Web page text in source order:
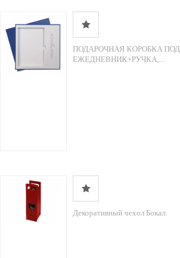
ПОДАРОЧНАЯ КОРОБКА ПОД
ЕЖЕДНЕВНИК+РУЧКА,...
Декоративный чехол Бокал